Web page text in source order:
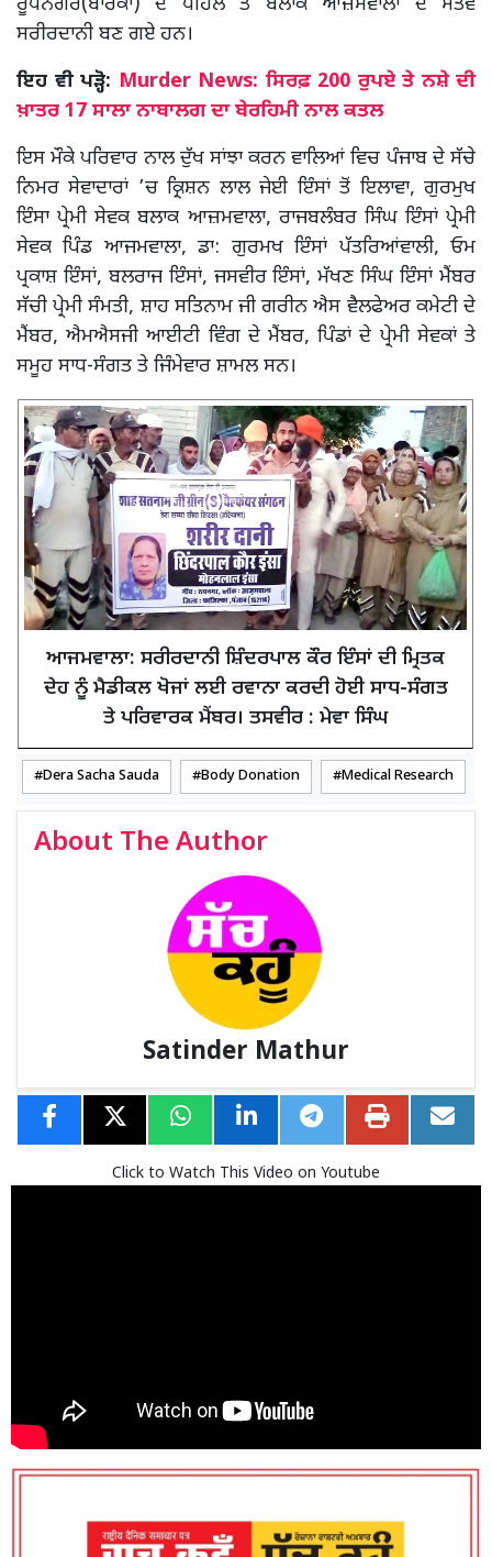
ਰੂਪਨਗਰ(ਬਾਰੇਕਾ) ਦੇ ਪਹਿਲੇ ਤੇ ਬਲਾਕ ਆਜ਼ਮਵਾਲਾ ਦੇ ਸੱਤਵੇਂ
ਸਰੀਰਦਾਨੀ ਬਣ ਗਏ ਹਨ।
ਇਹ ਵੀ ਪੜ੍ਹੋ: Murder News: ਸਿਰਫ਼ 200 ਰੁਪਏ ਤੇ ਨਸ਼ੇ ਦੀ
ਖ਼ਾਤਰ 17 ਸਾਲਾ ਨਾਬਾਲਗ ਦਾ ਬੇਰਹਿਮੀ ਨਾਲ ਕਤਲ
ਇਸ ਮੌਕੇ ਪਰਿਵਾਰ ਨਾਲ ਦੁੱਖ ਸਾਂਝਾ ਕਰਨ ਵਾਲਿਆਂ ਵਿਚ ਪੰਜਾਬ ਦੇ ਸੱਚੇ
ਨਿਮਰ ਸੇਵਾਦਾਰਾਂ ’ਚ ਕ੍ਰਿਸ਼ਨ ਲਾਲ ਜੇਈ ਇੰਸਾਂ ਤੋਂ ਇਲਾਵਾ, ਗੁਰਮੁਖ
ਇੰਸਾ ਪ੍ਰੇਮੀ ਸੇਵਕ ਬਲਾਕ ਆਜ਼ਮਵਾਲਾ, ਰਾਜਬਲੰਬਰ ਸਿੰਘ ਇੰਸਾਂ ਪ੍ਰੇਮੀ
ਸੇਵਕ ਪਿੰਡ ਆਜਮਵਾਲਾ, ਡਾ: ਗੁਰਮਖ ਇੰਸਾਂ ਪੱਤਰਿਆਂਵਾਲੀ, ਓਮ
ਪ੍ਰਕਾਸ਼ ਇੰਸਾਂ, ਬਲਰਾਜ ਇੰਸਾਂ, ਜਸਵੀਰ ਇੰਸਾਂ, ਮੱਖਣ ਸਿੰਘ ਇੰਸਾਂ ਮੈਂਬਰ
ਸੱਚੀ ਪ੍ਰੇਮੀ ਸੰਮਤੀ, ਸ਼ਾਹ ਸਤਿਨਾਮ ਜੀ ਗਰੀਨ ਐਸ ਵੈਲਫੇਅਰ ਕਮੇਟੀ ਦੇ
ਮੈਂਬਰ, ਐਮਐਸਜੀ ਆਈਟੀ ਵਿੰਗ ਦੇ ਮੈਂਬਰ, ਪਿੰਡਾਂ ਦੇ ਪ੍ਰੇਮੀ ਸੇਵਕਾਂ ਤੇ
ਸਮੂਹ ਸਾਧ-ਸੰਗਤ ਤੇ ਜਿੰਮੇਵਾਰ ਸ਼ਾਮਲ ਸਨ।
ਆਜਮਵਾਲਾ: ਸਰੀਰਦਾਨੀ ਸ਼ਿੰਦਰਪਾਲ ਕੌਰ ਇੰਸਾਂ ਦੀ ਮ੍ਰਿਤਕ
ਦੇਹ ਨੂੰ ਮੈਡੀਕਲ ਖੋਜਾਂ ਲਈ ਰਵਾਨਾ ਕਰਦੀ ਹੋਈ ਸਾਧ-ਸੰਗਤ
ਤੇ ਪਰਿਵਾਰਕ ਮੈਂਬਰ। ਤਸਵੀਰ : ਮੇਵਾ ਸਿੰਘ
Dera Sacha Sauda Body Donation Medical Research
About The Author
Satinder Mathur
Click to Watch This Video on Youtube